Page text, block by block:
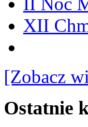
XII
[Zobacz
Ostatnie